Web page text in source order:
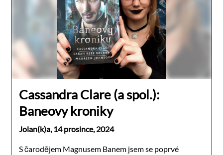
Cassandra Clare (a spol.):
Baneovy kroniky
Jolan(k)a, 14 prosince, 2024
S čarodějem Magnusem Banem jsem se poprvé